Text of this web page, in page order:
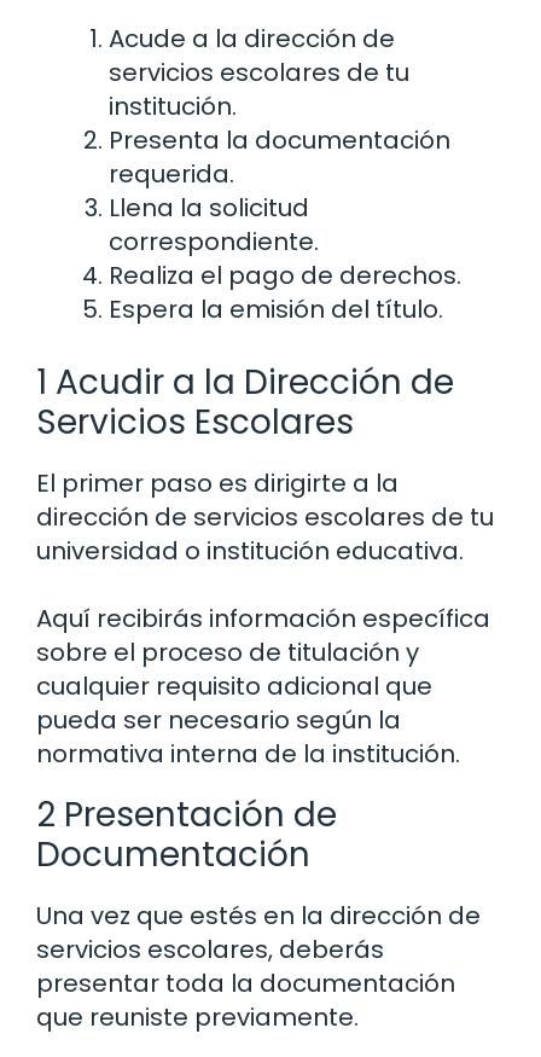
Acude a la dirección de
servicios escolares de tu
institución.
Presenta la documentación
requerida.
Llena la solicitud
correspondiente.
Realiza el pago de derechos.
Espera la emisión del título.
1 Acudir a la Dirección de
Servicios Escolares
El primer paso es dirigirte a la
dirección de servicios escolares de tu
universidad o institución educativa.
Aquí recibirás información específica
sobre el proceso de titulación y
cualquier requisito adicional que
pueda ser necesario según la
normativa interna de la institución.
2 Presentación de
Documentación
Una vez que estés en la dirección de
servicios escolares, deberás
presentar toda la documentación
que reuniste previamente.